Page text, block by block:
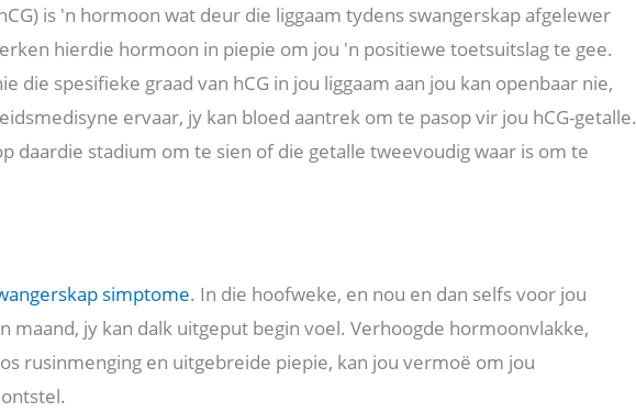
is 'n hormoon wat deur die liggaam tydens swangerskap afgelewer
hierdie hormoon in piepie om jou 'n positiewe toetsuitslag te gee.
die spesifieke graad van hCG in jou liggaam aan jou kan openbaar nie,
ervaar, jy kan bloed aantrek om te pasop vir jou hCG-getalle.
daardie stadium om te sien of die getalle tweevoudig waar is om te
simptome. In die hoofweke, en nou en dan selfs voor jou
maand, jy kan dalk uitgeput begin voel. Verhoogde hormoonvlakke,
rusinmenging en uitgebreide piepie, kan jou vermoë om jou